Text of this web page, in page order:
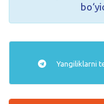
Yangiliklarni